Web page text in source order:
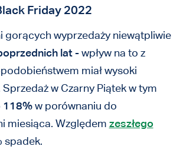
Friday 2022
gorących wyprzedaży niewątpliwie
lat- wpływ na to z
miał wysoki
w Czarny Piątek w tym
118%w porównaniu do
miesiąca. Względem zeszłego
spadek.